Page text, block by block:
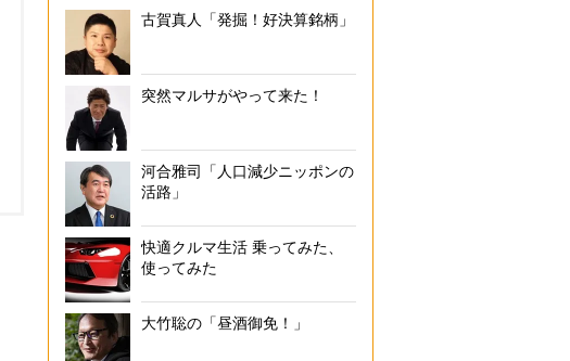
古賀真人「発掘！好決算銘柄」
突然マルサがやって来た！
河合雅司「人口減少ニッポンの
活路」
快適クルマ生活 乗ってみた、
使ってみた
大竹聡の「昼酒御免！」